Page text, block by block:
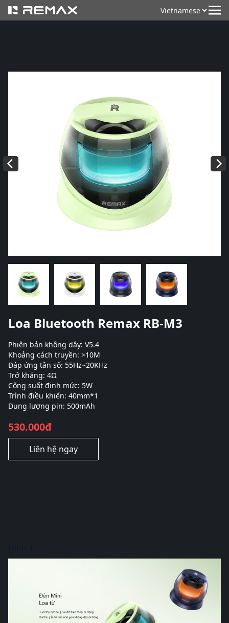
Loa Bluetooth Remax RB-M3
Phiên bản không dây: V5.4
Khoảng cách truyền: >10M
Đáp ứng tần số: 55Hz~20KHz
Trở kháng: 4Ω
Công suất định mức: 5W
Trình điều khiển: 40mm*1
Dung lượng pin: 500mAh
530.000đ
Liên hệ ngay